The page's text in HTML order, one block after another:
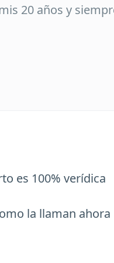
20 años y
es 100% verídica
la llaman ahora